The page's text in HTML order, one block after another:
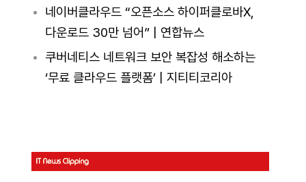
네이버클라우드 “오픈소스 하이퍼클로바X,
다운로드 30만 넘어” | 연합뉴스
쿠버네티스 네트워크 보안 복잡성 해소하는
‘무료 클라우드 플랫폼’ | 지티티코리아